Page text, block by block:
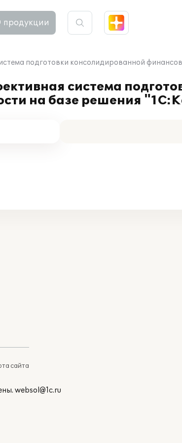
продукции
подготовки консолидированной
система
на базе решения
сайта
websol@1c.ru